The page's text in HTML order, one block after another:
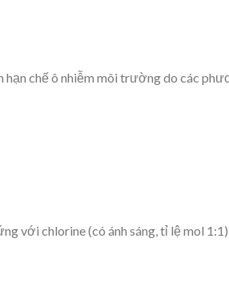
hạn chế ô nhiễm môi trường do các
với chlorine (có ánh sáng, tỉ lệ mol 1:1)